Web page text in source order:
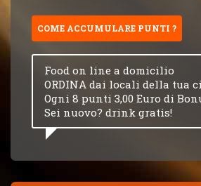
COME ACCUMULARE PUNTI ?
Food on line a domicilio
ORDINA dai locali della tua
Ogni 8 punti 3,00 Euro di
Sei nuovo? drink gratis!